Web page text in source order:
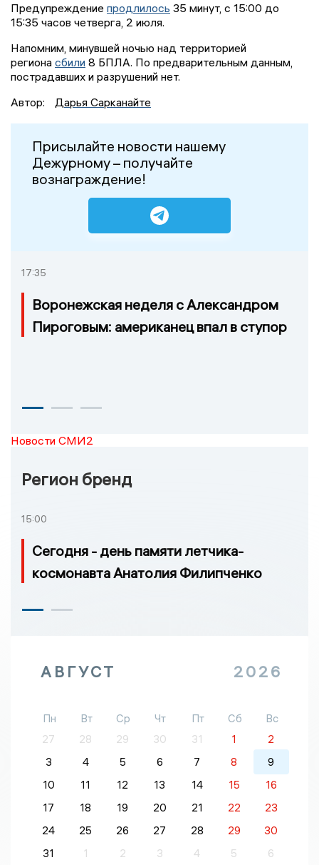
Предупреждение продлилось 35 минут, с 15:00 до
15:35 часов четверга, 2 июля.
Напомним, минувшей ночью над территорией
региона сбили 8 БПЛА. По предварительным данным,
пострадавших и разрушений нет.
Автор:
Дарья Сарканайте
Присылайте новости нашему
Дежурному – получайте
вознаграждение!
17:35
Воронежская неделя с Александром
Пироговым: американец впал в ступор
Новости СМИ2
Регион бренд
15:00
Сегодня - день памяти летчика-
космонавта Анатолия Филипченко
АВГУСТ 2026
Пн Вт Ср Чт Пт Сб
Вс
27
28 29 30 31 1
2
3
4 5 6 7 8
9
10
11 12 13 14 15
16
17
18 19 20 21 22
23
24
25 26 27 28 29
30
31
1 2 3 4 5 6